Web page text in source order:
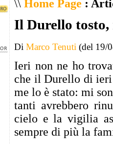
\\ Home Page :
Il Durello tosto,
Di Marco Tenuti (del 19/
Ieri non ne ho
che il Durello di ieri
me lo è stato: mi
tanti avrebbero
cielo e la vigilia
sempre di più la